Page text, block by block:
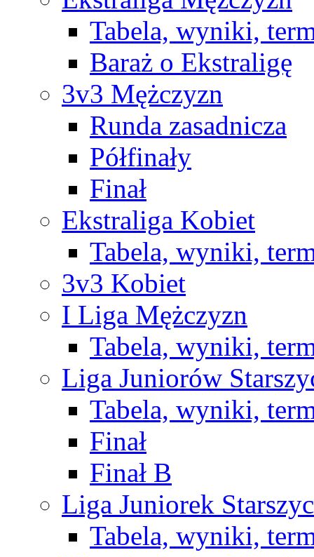
Tabela, wyniki,
Baraż o Ekstraligę
3v3 Mężczyzn
Runda zasadnicza
Półfinały
Finał
Ekstraliga Kobiet
Tabela, wyniki,
3v3 Kobiet
I Liga Mężczyzn
Tabela, wyniki,
Liga Juniorów
Tabela, wyniki,
Finał
Finał B
Liga Juniorek
Tabela, wyniki,